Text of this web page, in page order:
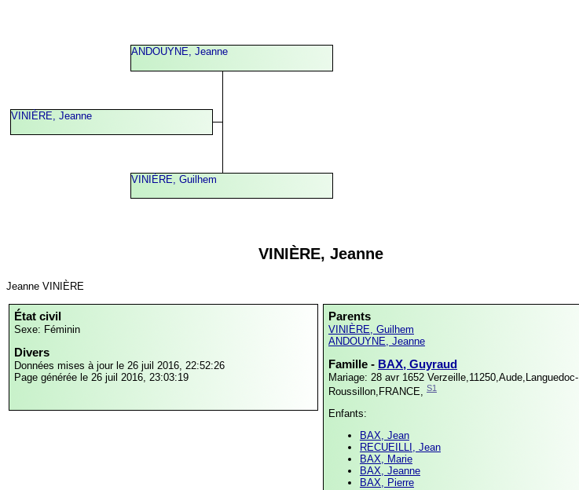
VINIÈRE, Jeanne
ANDOUYNE, Jeanne
VINIÈRE, Guilhem
VINIÈRE, Jeanne
Jeanne VINIÈRE
État civil
Sexe: Féminin
Divers
Données mises à jour le 26 juil 2016, 22:52:26
Page générée le 26 juil 2016, 23:03:19
Parents
VINIÈRE, Guilhem
ANDOUYNE, Jeanne
Famille - BAX, Guyraud
Mariage: 28 avr 1652 Verzeille,11250,Aude,Languedoc-
Roussillon,FRANCE, S1
Enfants:
BAX, Jean
RECUEILLI, Jean
BAX, Marie
BAX, Jeanne
BAX, Pierre